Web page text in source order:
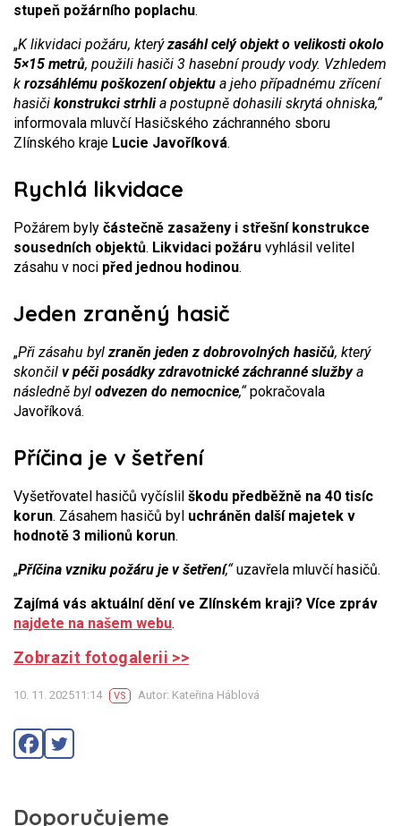
stupeň požárního poplachu.
„K likvidaci požáru, kterýzasáhl celý objekt o velikosti okolo
5×15 metrů, použili hasiči 3 hasební proudy vody. Vzhledem
k rozsáhlému poškození objektu a jeho případnému zřícení
hasiči konstrukci strhlia postupně dohasili skrytá ohniska,“
informovala mluvčí Hasičského záchranného sboru
Zlínského kraje Lucie Javoříková.
Rychlá likvidace
Požárem byly částečně zasaženy i střešní konstrukce
sousedních objektů. Likvidaci požáru vyhlásil velitel
zásahu v noci před jednou hodinou.
Jeden zraněný hasič
„Při zásahu bylzraněn jeden z dobrovolných hasičů, který
skončil v péči posádky zdravotnické záchranné službya
následně byl odvezen do nemocnice,“pokračovala
Javoříková.
Příčina je v šetření
Vyšetřovatel hasičů vyčíslil škodu předběžně na 40 tisíc
korun. Zásahem hasičů byl uchráněn další majetek v
hodnotě 3 milionů korun.
„Příčina vzniku požáru je v šetření,“uzavřela mluvčí hasičů.
Zajímá vás aktuální dění ve Zlínském kraji? Více zpráv
najdete na našem webu.
Zobrazit fotogalerii >>
10. 11. 202511:14 VS Autor: Kateřina Háblová